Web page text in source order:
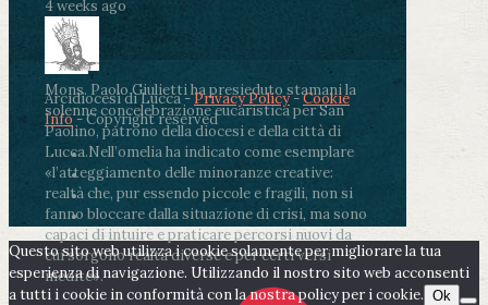
4 weeks ago
Mons. Paolo Giulietti ha presieduto stamani la
solenne concelebrazione eucaristica per San
Paolino, patrono della diocesi e della città di
Lucca.Nell’omelia ha indicato come esemplare
«l’atteggiamento delle minoranze creative:
realtà che, pur essendo piccole e fragili, non si
fanno bloccare dalla situazione di crisi, ma sono
capaci di intuire e praticare percorsi nuovi da
cui sorgono realtà diverse e per certi versi
inedite».
Arcidiocesi di Lucca -Privacy Policy-Cookie
Info- Copyright reserved
Questo sito web utilizza i cookie solamente per migliorare la tua
esperienza di navigazione. Utilizzando il nostro sito web acconsenti
a tutti i cookie in conformità con la nostra policy per i cookie. Ok